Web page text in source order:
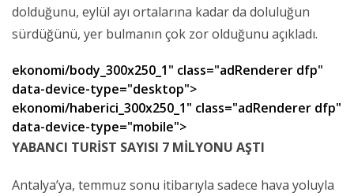
dolduğunu, eylül ayı ortalarına kadar da doluluğun
sürdüğünü, yer bulmanın çok zor olduğunu açıkladı.
ekonomi/body_300x250_1" class="adRenderer dfp"
data-device-type="desktop">
ekonomi/haberici_300x250_1" class="adRenderer dfp"
data-device-type="mobile">
YABANCI TURİST SAYISI 7 MİLYONU AŞTI
Antalya’ya, temmuz sonu itibarıyla sadece hava yoluyla